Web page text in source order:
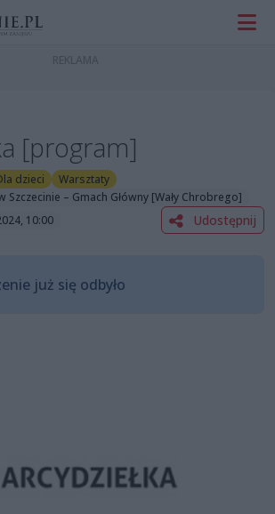
[program]
dzieci
Warsztaty
– Gmach Główny [Wały Chrobrego]
10:00
Udostępnij
już się odbyło